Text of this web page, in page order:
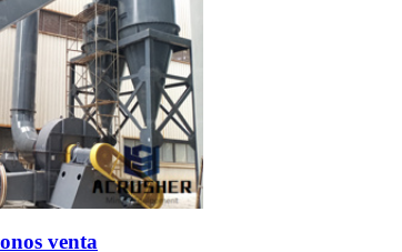
venta